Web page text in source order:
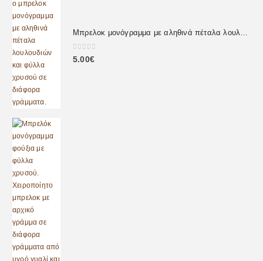
Μπρελοκ μονόγραμμα με αληθινά πέταλα λουλουδιών
0 out of 5
5.00€